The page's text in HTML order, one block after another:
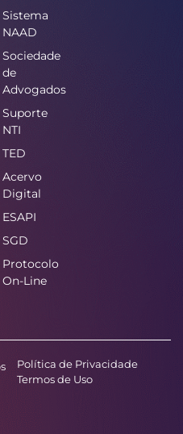
Sistema
NAAD
Sociedade
de
Advogados
Suporte
NTI
TED
Acervo
Digital
ESAPI
SGD
Protocolo
On-Line
Política de Privacidade
Termos de Uso